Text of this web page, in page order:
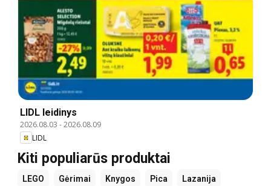
LIDL leidinys
2026.08.03 -2026.08.09
LIDL
Kiti populiarūs produktai
LEGO Gėrimai Knygos Pica Lazanija